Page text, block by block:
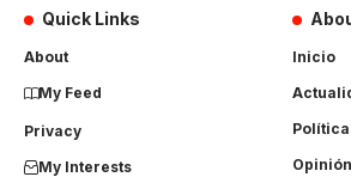
Quick Links
About
My Feed
Privacy
My Interests
Inicio
Política
Opinión